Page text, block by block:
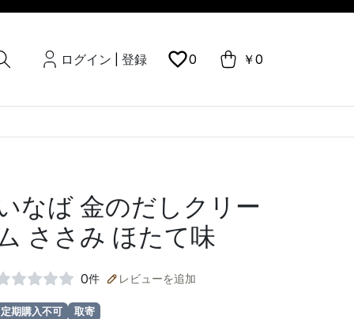
ログイン 登録 0 ￥0
なば 金のだしクリー
ささみ ほたて味
0件 レビューを追加
定期購入不可 取寄